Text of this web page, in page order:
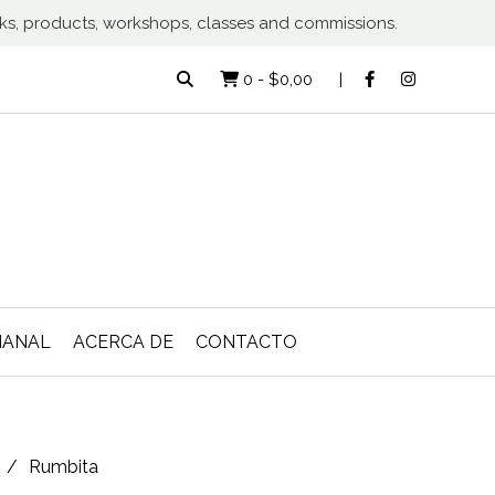
products, workshops, classes and commissions.
0 - $0,00
ACERCA DE CONTACTO
Rumbita